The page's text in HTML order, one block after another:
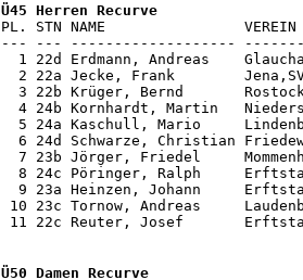
Ü45 Herren Recurve
PL. STN NAME
--- --- -------------------
1 22d Erdmann, Andreas
2 22a Jecke, Frank
3 22b Krüger, Bernd
4 24b Kornhardt, Martin
5 24a Kaschull, Mario
6 24d Schwarze, Christian
7 23b Jörger, Friedel
8 24c Pöringer, Ralph
9 23a Heinzen, Johann
10 23c Tornow, Andreas
11 22c Reuter, Josef